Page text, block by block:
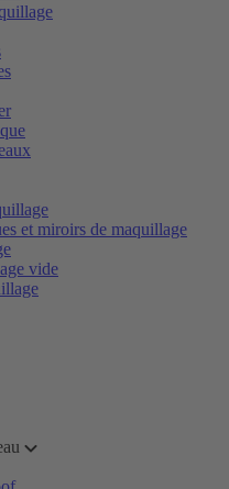
et miroirs de maquillage
vide